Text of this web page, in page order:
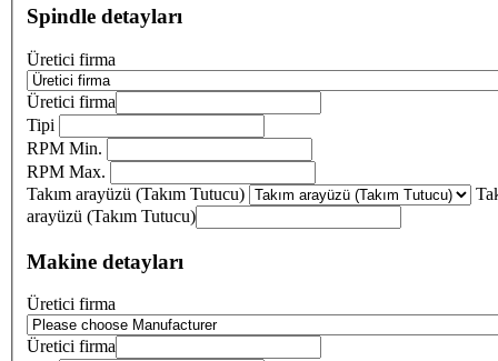
Spindle detayları
Üretici firma
Üretici firma
Tipi
RPM Min.
RPM Max.
Takım arayüzü (Takım Tutucu)
arayüzü (Takım Tutucu)
Makine detayları
Üretici firma
Üretici firma